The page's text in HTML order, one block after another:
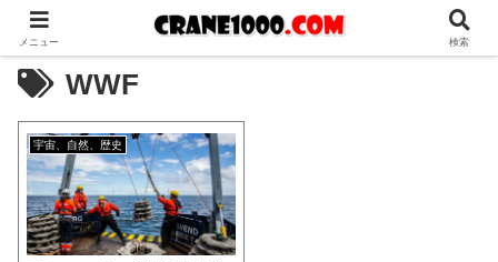
WWF
宇宙、自然、歴史
メニュー 検索